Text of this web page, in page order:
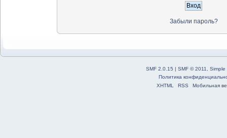
Забыли пароль?
SMF 2.0.15 | SMF © 2011
Simple
Политика
XHTML
RSS Мобильная